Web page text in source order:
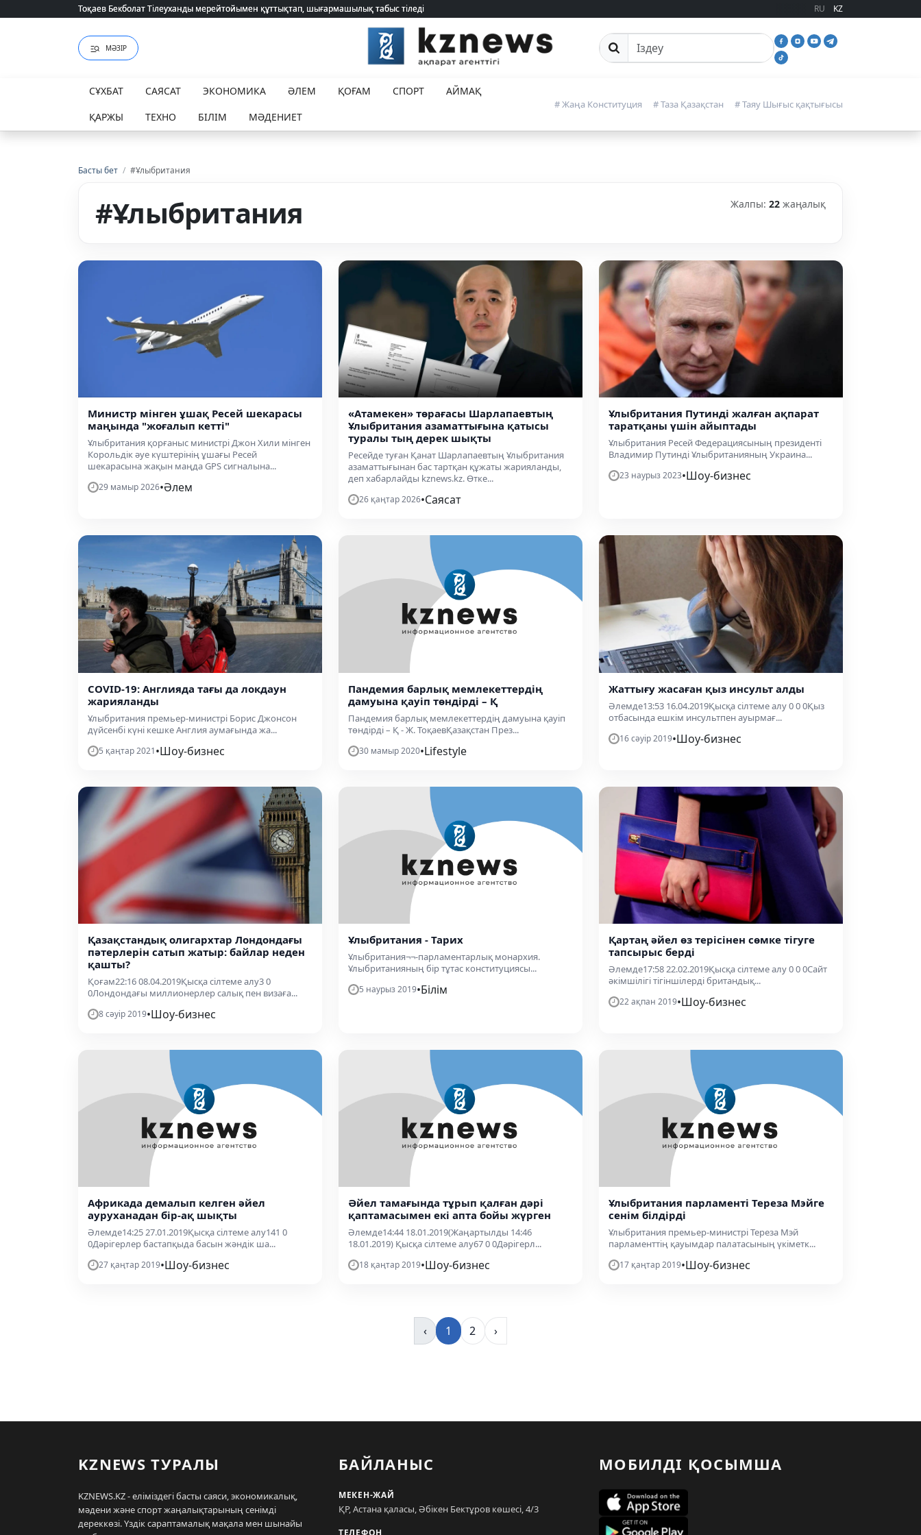
Тоқаев Бекболат Тілеуханды мерейтойымен құттықтап, шығармашылық табыс тіледі
Тоқаев Бекболат Тілеуханды мерейтойымен құттықтап, шығармашылық табыс тіледі RU KZ
МӘЗІР Сайттан іздеу
СҰХБАТ САЯСАТ ЭКОНОМИКА ӘЛЕМ ҚОҒАМ СПОРТ
АЙМАҚ
ҚАРЖЫ
ТЕХНО БІЛІМ МӘДЕНИЕТ
# Жаңа Конституция # Таза Қазақстан # Таяу Шығыс қақтығысы
Басты бет / #Ұлыбритания
#Ұлыбритания Жалпы: 22 жаңалық
Министр мінген ұшақ Ресей шекарасы
маңында "жоғалып кетті"
Ұлыбритания қорғаныс министрі Джон Хили мінген
Корольдік әуе күштерінің ұшағы Ресей
шекарасына жақын маңда GPS сигналына...
29 мамыр 2026•Әлем
«Атамекен» төрағасы Шарлапаевтың
Ұлыбритания азаматтығына қатысы
туралы тың дерек шықты
Ресейде туған Қанат Шарлапаевтың Ұлыбритания
азаматтығынан бас тартқан құжаты жарияланды,
деп хабарлайды kznews.kz. Өтке...
26 қаңтар 2026•Саясат
Ұлыбритания Путинді жалған ақпарат
таратқаны үшін айыптады
Ұлыбритания Ресей Федерациясының президенті
Владимир Путинді Ұлыбританияның Украина...
23 наурыз 2023•Шоу-бизнес
COVID-19: Англияда тағы да локдаун
жарияланды
Ұлыбритания премьер-министрі Борис Джонсон
дүйсенбі күні кешке Англия аумағында жа...
5 қаңтар 2021•Шоу-бизнес
Пандемия барлық мемлекеттердің
дамуына қауіп төндірді – Қ
Пандемия барлық мемлекеттердің дамуына қауіп
төндірді – Қ - Ж. ТоқаевҚазақстан През...
30 мамыр 2020•Lifestyle
Жаттығу жасаған қыз инсульт алды
Әлемде13:53 16.04.2019Қысқа сілтеме алу 0 0 0Қыз
отбасында ешкім инсультпен ауырмағ...
16 сәуір 2019•Шоу-бизнес
Қазақстандық олигархтар Лондондағы
пәтерлерін сатып жатыр: байлар неден
қашты?
Қоғам22:16 08.04.2019Қысқа сілтеме алу3 0
0Лондондағы миллионерлер салық пен визаға...
8 сәуір 2019•Шоу-бизнес
Ұлыбритания - Тарих
Ұлыбритания¬¬-парламентарлық монархия.
Ұлыбританияның бір тұтас конституциясы...
5 наурыз 2019•Білім
Қартаң әйел өз терісінен сөмке тігуге
тапсырыс берді
Әлемде17:58 22.02.2019Қысқа сілтеме алу 0 0 0Сайт
әкімшілігі тігіншілерді британдық...
22 ақпан 2019•Шоу-бизнес
Африкада демалып келген әйел
ауруханадан бір-ақ шықты
Әлемде14:25 27.01.2019Қысқа сілтеме алу141 0
0Дәрігерлер бастапқыда басын жәндік ша...
27 қаңтар 2019•Шоу-бизнес
Әйел тамағында тұрып қалған дәрі
қаптамасымен екі апта бойы жүрген
Әлемде14:44 18.01.2019(Жаңартылды 14:46
18.01.2019) Қысқа сілтеме алу67 0 0Дәрігерл...
18 қаңтар 2019•Шоу-бизнес
Ұлыбритания парламенті Тереза Мэйге
сенім білдірді
Ұлыбритания премьер-министрі Тереза Мэй
парламенттің қауымдар палатасының үкіметк...
17 қаңтар 2019•Шоу-бизнес
‹ 1 2 ›
KZNEWS ТУРАЛЫ
KZNEWS.KZ - еліміздегі басты саяси, экономикалық,
мәдени және спорт жаңалықтарының сенімді
дереккөзі. Үздік сараптамалық мақала мен шынайы
БАЙЛАНЫС
МЕКЕН-ЖАЙ
ҚР, Астана қаласы, Әбікен Бектұров көшесі, 4/3
МОБИЛДІ ҚОСЫМША